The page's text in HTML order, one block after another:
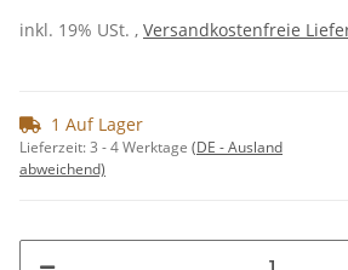
inkl. 19% USt. , Versandkostenfreie
1 Auf Lager
Lieferzeit:3 - 4 Werktage (DE - Ausland
abweichend)